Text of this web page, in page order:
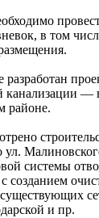
в том
канализации —
районе.
ул.
системы
созданием
и пр.